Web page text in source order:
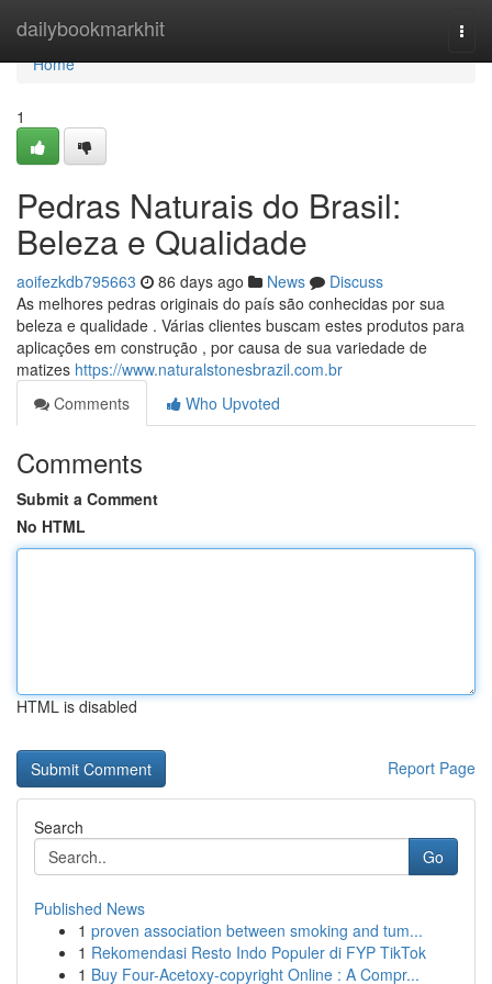
dailybookmarkhit
Home
Home
1
Pedras Naturais do Brasil:
Beleza e Qualidade
aoifezkdb795663 86 days ago News
Discuss
As melhores pedras originais do país são conhecidas por sua
beleza e qualidade . Várias clientes buscam estes produtos para
aplicações em construção , por causa de sua variedade de
matizes https://www.naturalstonesbrazil.com.br
Comments
Who Upvoted
Comments
Submit a Comment
No HTML
HTML is disabled
Report Page
Search
Go
Published News
1 proven association between smoking and tum...
1 Rekomendasi Resto Indo Populer di FYP TikTok
1 Buy Four-Acetoxy-copyright Online : A Compr...